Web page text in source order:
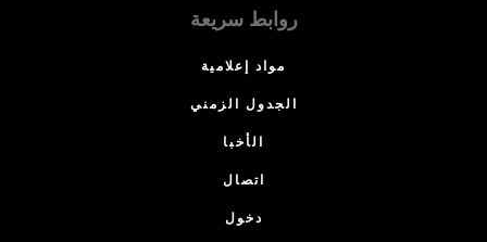
روابط سريعة
مواد إعلامية
الجدول الزمني
الأخبا
اتصال
دخول